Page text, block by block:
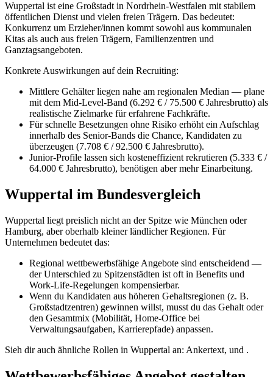
Wuppertal ist eine Großstadt in Nordrhein-Westfalen mit stabilem
öffentlichen Dienst und vielen freien Trägern. Das bedeutet:
Konkurrenz um Erzieher/innen kommt sowohl aus kommunalen
Kitas als auch aus freien Trägern, Familienzentren und
Ganztagsangeboten.
Konkrete Auswirkungen auf dein Recruiting:
Mittlere Gehälter liegen nahe am regionalen Median — plane
mit dem Mid-Level-Band (6.292 € / 75.500 € Jahresbrutto) als
realistische Zielmarke für erfahrene Fachkräfte.
Für schnelle Besetzungen ohne Risiko erhöht ein Aufschlag
innerhalb des Senior-Bands die Chance, Kandidaten zu
überzeugen (7.708 € / 92.500 € Jahresbrutto).
Junior-Profile lassen sich kosteneffizient rekrutieren (5.333 € /
64.000 € Jahresbrutto), benötigen aber mehr Einarbeitung.
Wuppertal im Bundesvergleich
Wuppertal liegt preislich nicht an der Spitze wie München oder
Hamburg, aber oberhalb kleiner ländlicher Regionen. Für
Unternehmen bedeutet das:
Regional wettbewerbsfähige Angebote sind entscheidend —
der Unterschied zu Spitzenstädten ist oft in Benefits und
Work-Life-Regelungen kompensierbar.
Wenn du Kandidaten aus höheren Gehaltsregionen (z. B.
Großstadtzentren) gewinnen willst, musst du das Gehalt oder
den Gesamtmix (Mobilität, Home-Office bei
Verwaltungsaufgaben, Karrierepfade) anpassen.
Sieh dir auch ähnliche Rollen in Wuppertal an: Ankertext, und .